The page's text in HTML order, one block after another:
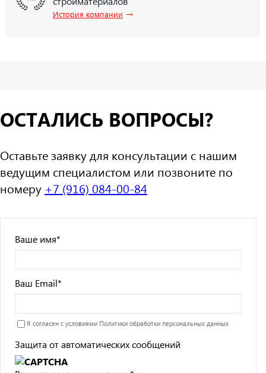
История компании →
ОСТАЛИСЬ ВОПРОСЫ?
Оставьте заявку для консультации с нашим
ведущим специалистом или позвоните по
номеру +7 (916) 084-00-84
Ваше имя*
Ваш Email*
Я согласен с условиями Политики обработки персональных данных
Защита от автоматических сообщений